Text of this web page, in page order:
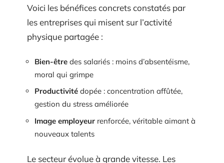
Voici les bénéfices concrets constatés par
les entreprises qui misent sur l’activité
physique partagée :
Bien-être des salariés : moins d’absentéisme,
moral qui grimpe
Productivité dopée : concentration affûtée,
gestion du stress améliorée
Image employeur renforcée, véritable aimant à
nouveaux talents
Le secteur évolue à grande vitesse. Les